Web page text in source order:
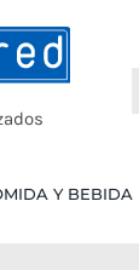
Y BEBIDA